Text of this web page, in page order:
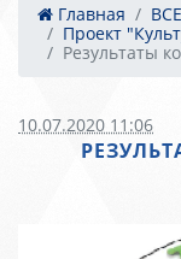
Главная
Проект
Результаты
10.07.2020 11:06